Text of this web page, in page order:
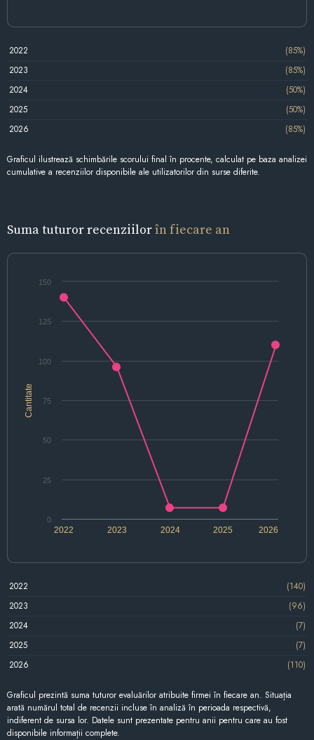
2022
(85%)
2023
(85%)
2024
(50%)
2025
(50%)
2026
(85%)
Graficul ilustrează schimbările scorului final în procente, calculat pe baza analizei
cumulative a recenziilor disponibile ale utilizatorilor din surse diferite.
Suma tuturor recenziilorîn fiecare an
Cantitate
2022 2024 2026
2023 2025
0
25
50
75
100
125
150
2022
(140)
2023
(96)
2024
(7)
2025
(7)
2026
(110)
Graficul prezintă suma tuturor evaluărilor atribuite firmei în fiecare an. Situația
arată numărul total de recenzii incluse în analiză în perioada respectivă,
indiferent de sursa lor. Datele sunt prezentate pentru anii pentru care au fost
disponibile informații complete.